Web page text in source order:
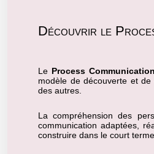
Découvrir le
Le Process
modèle de découverte et
des autres.
La compréhension des
communication adaptées,
construire dans le court